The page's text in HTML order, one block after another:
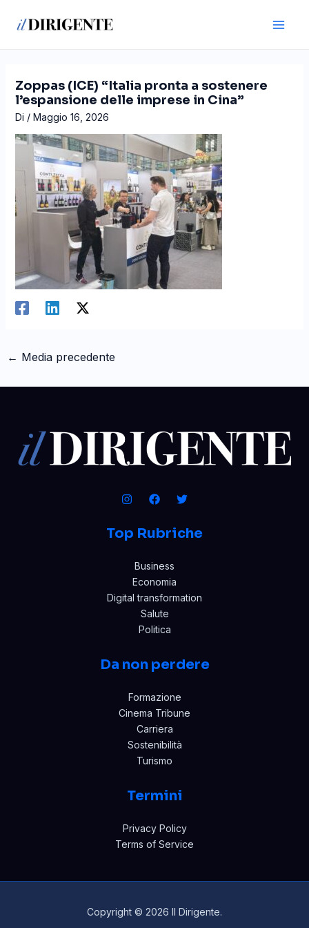
Zoppas (ICE) “Italia pronta a sostenere
l’espansione delle imprese in Cina”
Di / Maggio 16, 2026
articoli
← Media precedente
Top Rubriche
Business
Economia
Digital transformation
Salute
Politica
Da non perdere
Formazione
Cinema Tribune
Carriera
Sostenibilità
Turismo
Termini
Privacy Policy
Terms of Service
Copyright © 2026 Il Dirigente.